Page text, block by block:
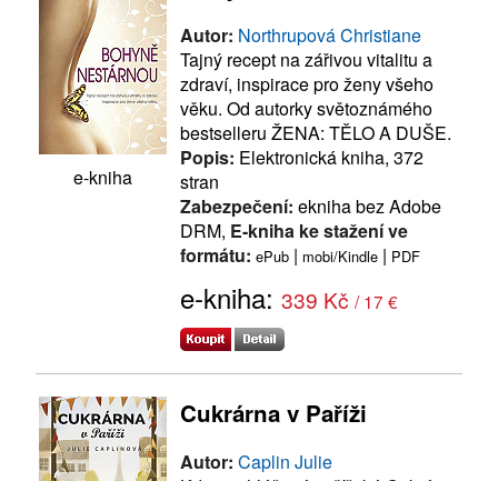
e-kniha
Autor: Northrupová Christiane
Tajný recept na zářivou vitalitu a
zdraví, inspirace pro ženy všeho
věku. Od autorky světoznámého
bestselleru ŽENA: TĚLO A DUŠE.
Popis: Elektronická kniha, 372
stran
Zabezpečení: ekniha bez Adobe
DRM, E-kniha ke stažení ve
formátu: ePub | mobi/Kindle | PDF
e-kniha: 339 Kč / 17 €
Cukrárna v Paříži
Autor: Caplin Julie